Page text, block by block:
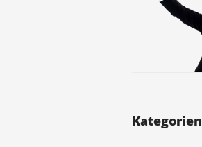
Kategorien